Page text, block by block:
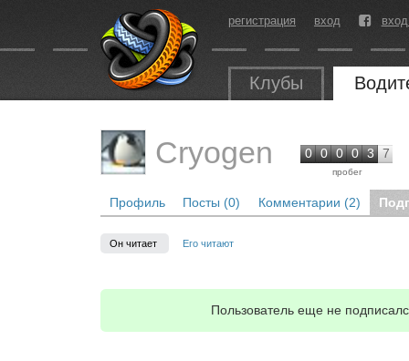
регистрация вход
Клубы
Cryogen 0 0 0 0 3 7
пробег
Профиль Посты (0) Комментарии (2)
Он читает Его читают
Пользователь еще не